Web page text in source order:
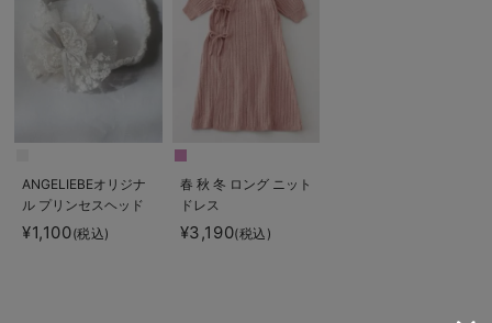
ANGELIEBEオリジナ
ル プリンセスヘッド
ドレス
¥1,100(税込)
春 秋 冬 ロング ニット
ドレス
¥3,190(税込)